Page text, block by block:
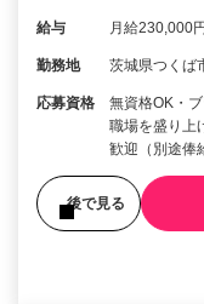
給与 月給230,000
勤務地 茨城県つくば
応募資格
無資格OK・
職場を盛り上
歓迎（別途俸
後で見る